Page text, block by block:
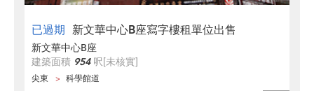
已過期 新文華中心B座寫字樓租單位出售
新文華中心B座
建築面積 954呎[未核實]
尖東 科學館道